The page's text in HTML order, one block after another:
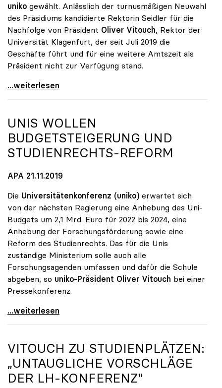
uniko gewählt. Anlässlich der turnusmäßigen Neuwahl
des Präsidiums kandidierte Rektorin Seidler für die
Nachfolge von Präsident Oliver Vitouch, Rektor der
Universität Klagenfurt, der seit Juli 2019 die
Geschäfte führt und für eine weitere Amtszeit als
Präsident nicht zur Verfügung stand.
Sabine Seidler zur Präsidentin der uniko gewählt
...weiterlesen
UNIS WOLLEN
BUDGETSTEIGERUNG UND
STUDIENRECHTS-REFORM
APA 21.11.2019
Die Universitätenkonferenz (uniko) erwartet sich
von der nächsten Regierung eine Anhebung des Uni-
Budgets um 2,1 Mrd. Euro für 2022 bis 2024, eine
Anhebung der Forschungsförderung sowie eine
Reform des Studienrechts. Das für die Unis
zuständige Ministerium solle auch alle
Forschungsagenden umfassen und dafür die Schule
abgeben, so uniko-Präsident Oliver Vitouch bei einer
Pressekonferenz.
Unis wollen Budgetsteigerung und
...weiterlesen
VITOUCH ZU STUDIENPLÄTZEN:
„UNTAUGLICHE VORSCHLÄGE
DER LH-KONFERENZ"